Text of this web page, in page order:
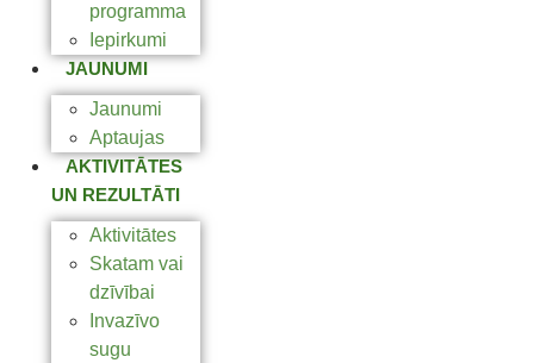
programma
Iepirkumi
JAUNUMI
Jaunumi
Aptaujas
AKTIVITĀTES
UN REZULTĀTI
Aktivitātes
Skatam vai
dzīvībai
Invazīvo
sugu